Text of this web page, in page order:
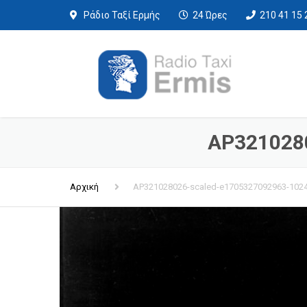
Ράδιο Ταξί Ερμής 24 Ώρες 210 41 15
Αρχική AP321028026-scaled-e1705327092963-